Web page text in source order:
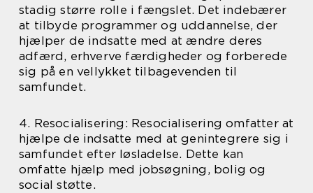
stadig større rolle i fængslet. Det indebærer
at tilbyde programmer og uddannelse, der
hjælper de indsatte med at ændre deres
adfærd, erhverve færdigheder og forberede
sig på en vellykket tilbagevenden til
samfundet.
4. Resocialisering: Resocialisering omfatter at
hjælpe de indsatte med at genintegrere sig i
samfundet efter løsladelse. Dette kan
omfatte hjælp med jobsøgning, bolig og
social støtte.